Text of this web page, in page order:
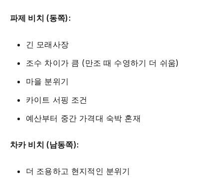
파제 비치 (동쪽):
긴 모래사장
조수 차이가 큼 (만조 때 수영하기 더 쉬움)
마을 분위기
카이트 서핑 조건
예산부터 중간 가격대 숙박 혼재
차카 비치 (남동쪽):
더 조용하고 현지적인 분위기